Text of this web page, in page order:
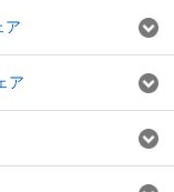
ア
ア